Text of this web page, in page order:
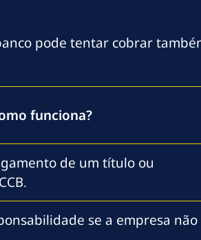
pode tentar cobrar
funciona?
de um título ou
se a empresa não